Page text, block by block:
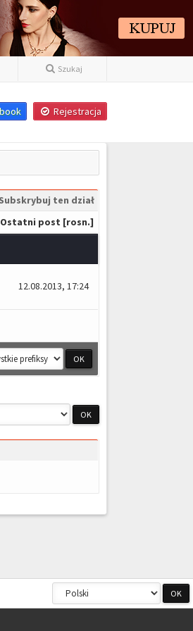
Szukaj
Rejestracja
Subskrybuj ten dział
Ostatni post [rosn.]
12.08.2013, 17:24